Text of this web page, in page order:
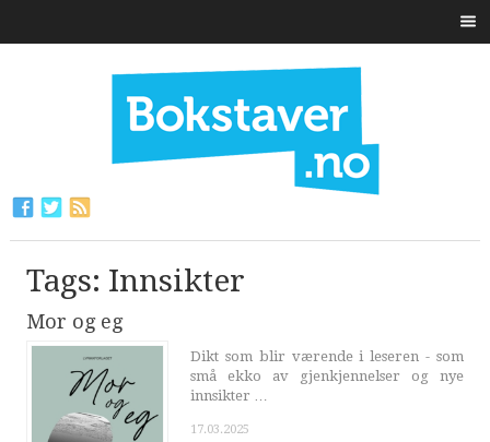
Tags: Innsikter
Mor og eg
Dikt som blir værende i leseren - som
små ekko av gjenkjennelser og nye
innsikter …
17.03.2025